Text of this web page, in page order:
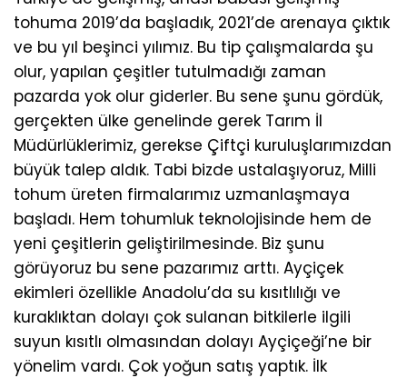
tohuma 2019’da başladık, 2021’de arenaya çıktık
ve bu yıl beşinci yılımız. Bu tip çalışmalarda şu
olur, yapılan çeşitler tutulmadığı zaman
pazarda yok olur giderler. Bu sene şunu gördük,
gerçekten ülke genelinde gerek Tarım İl
Müdürlüklerimiz, gerekse Çiftçi kuruluşlarımızdan
büyük talep aldık. Tabi bizde ustalaşıyoruz, Milli
tohum üreten firmalarımız uzmanlaşmaya
başladı. Hem tohumluk teknolojisinde hem de
yeni çeşitlerin geliştirilmesinde. Biz şunu
görüyoruz bu sene pazarımız arttı. Ayçiçek
ekimleri özellikle Anadolu’da su kısıtlılığı ve
kuraklıktan dolayı çok sulanan bitkilerle ilgili
suyun kısıtlı olmasından dolayı Ayçiçeği’ne bir
yönelim vardı. Çok yoğun satış yaptık. İlk